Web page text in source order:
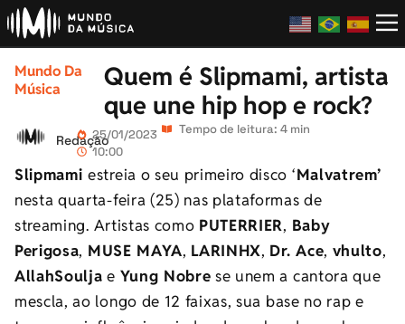
Mundo Da
Música
Quem é Slipmami, artista
que une hip hop e rock?
Redação25/01/2023
10:00
Tempo de leitura: 4 min
Slipmamiestreia o seu primeiro disco ‘Malvatrem’
nesta quarta-feira (25) nas plataformas de
streaming. Artistas como PUTERRIER, Baby
Perigosa, MUSE MAYA, LARINHX, Dr. Ace, vhulto,
AllahSoulja e Yung Nobre se unem a cantora que
mescla,ao longo de 12 faixas, sua base no rap e